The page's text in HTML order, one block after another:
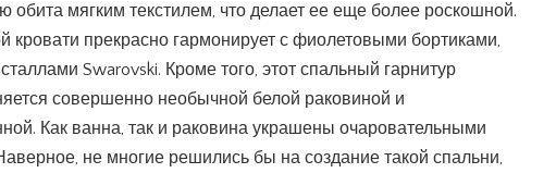
обита мягким текстилем, что делает ее еще более роскошной.
кровати прекрасно гармонирует с фиолетовыми бортиками,
Swarovski. Кроме того, этот спальный гарнитур
совершенно необычной белой раковиной и
Как ванна, так и раковина украшены очаровательными
не многие решились бы на создание такой спальни,